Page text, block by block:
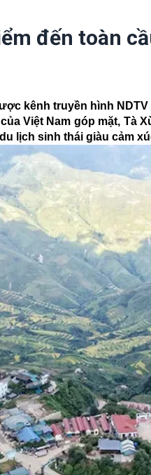
đến toàn
kênh truyền hình
Việt Nam góp mặt,
lịch sinh thái giàu cảm